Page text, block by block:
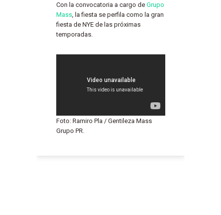
Con la convocatoria a cargo de Grupo
Mass, la fiesta se perfila como la gran
fiesta de NYE de las próximas
temporadas.
Foto: Ramiro Pla / Gentileza Mass
Grupo PR.